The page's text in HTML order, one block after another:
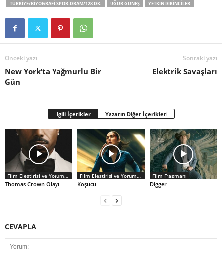
TÜRKIYE/BIYOGRAFI-SPOR-DRAM/128 DK.
UĞUR GÜNEŞ YETKIN DIKINCILER
Önceki yazı
New York’ta Yağmurlu Bir
Gün
Sonraki yazı
Elektrik Savaşları
İlgili İçerikler Yazarın Diğer İçerikleri
Film Eleştirisi ve Yorumlar
Thomas Crown Olayı
Film Eleştirisi ve Yorumlar
Koşucu
Film Fragmanı
Digger
CEVAPLA